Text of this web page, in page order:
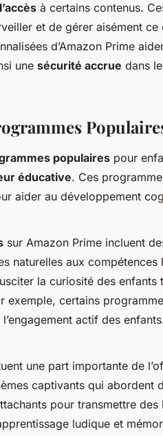
à certains contenus.
et de gérer aisément
d’Amazon Prime
une sécurité accrue dans
populaires pour
éducative. Ces
aider au développement
sur Amazon Prime incluent
naturelles aux
la curiosité des enfants
exemple, certains
actif des
une part importante de
captivants qui abordent
pour transmettre des
ludique et